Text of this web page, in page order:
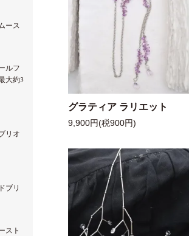
グラティア ラリエット
9,900円(税900円)
ース
ルフ
大約3
リオ
ブリ
スト